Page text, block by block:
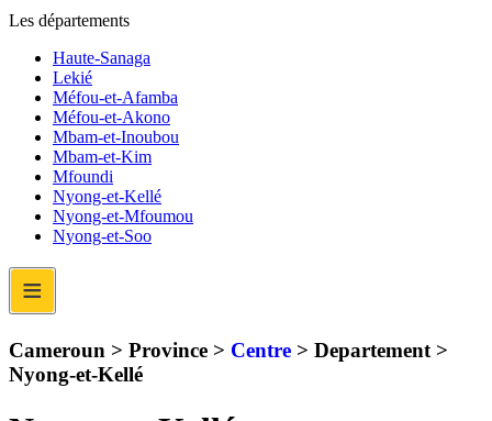
Les départements
Haute-Sanaga
Lekié
Méfou-et-Afamba
Méfou-et-Akono
Mbam-et-Inoubou
Mbam-et-Kim
Mfoundi
Nyong-et-Kellé
Nyong-et-Mfoumou
Nyong-et-Soo
≡
Cameroun > Province > Centre > Departement >
Nyong-et-Kellé